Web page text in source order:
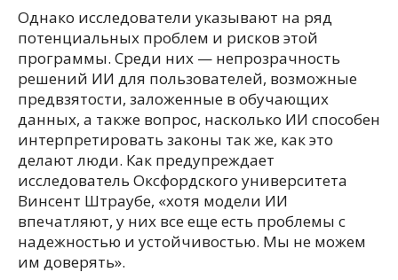
Однако исследователи указывают на ряд
потенциальных проблем и рисков этой
программы. Среди них — непрозрачность
решений ИИ для пользователей, возможные
предвзятости, заложенные в обучающих
данных, а также вопрос, насколько ИИ способен
интерпретировать законы так же, как это
делают люди. Как предупреждает
исследователь Оксфордского университета
Винсент Штраубе, «хотя модели ИИ
впечатляют, у них все еще есть проблемы с
надежностью и устойчивостью. Мы не можем
им доверять».